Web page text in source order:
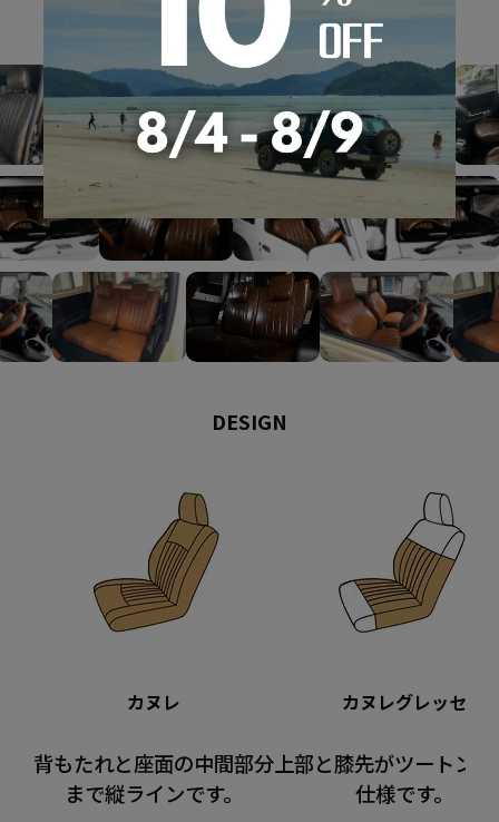
DESIGN
カヌレ
背もたれと座面の中間部分
まで縦ラインです。
カヌレグレッセ
上部と膝先がツートン
仕様です。